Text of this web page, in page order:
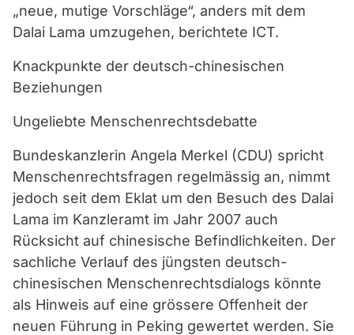
„neue, mutige Vorschläge“, anders mit dem
Dalai Lama umzugehen, berichtete ICT.
Knackpunkte der deutsch-chinesischen
Beziehungen
Ungeliebte Menschenrechtsdebatte
Bundeskanzlerin Angela Merkel (CDU) spricht
Menschenrechtsfragen regelmässig an, nimmt
jedoch seit dem Eklat um den Besuch des Dalai
Lama im Kanzleramt im Jahr 2007 auch
Rücksicht auf chinesische Befindlichkeiten. Der
sachliche Verlauf des jüngsten deutsch-
chinesischen Menschenrechtsdialogs könnte
als Hinweis auf eine grössere Offenheit der
neuen Führung in Peking gewertet werden. Sie